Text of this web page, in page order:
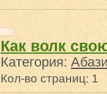
Как волк
Категория:
Кол-во страниц: 1